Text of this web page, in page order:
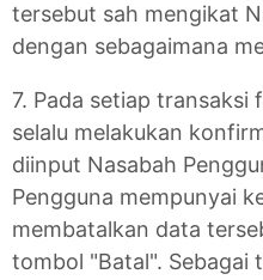
tersebut sah mengikat
dengan sebagaimana
7. Pada setiap transaksi
selalu melakukan
diinput Nasabah
Pengguna mempunyai
membatalkan data
tombol "Batal". Sebagai